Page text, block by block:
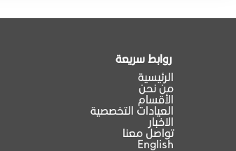
روابط سريعة
الرئيسية
من نحن
الأقسام
العيادات التخصصية
الاخبار
تواصل معنا
English